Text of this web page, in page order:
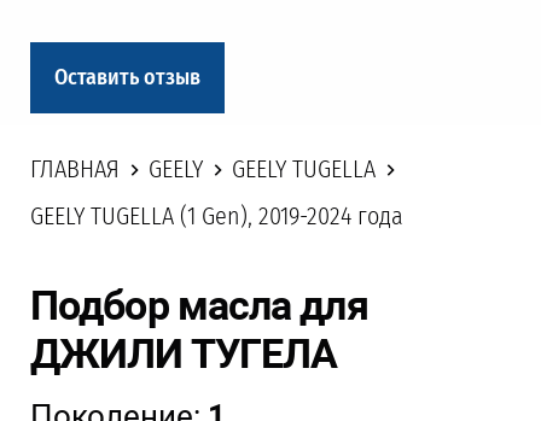
Оставить отзыв
ГЛАВНАЯ GEELY
GEELY TUGELLA
GEELY TUGELLA (1 Gen), 2019-2024 года
Подбор масла для
ДЖИЛИ ТУГЕЛА